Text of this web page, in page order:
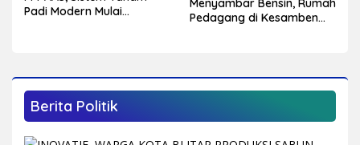
Padi Modern Mulai
Menyambar Bensin, Rumah
Pedagang di Kesamben
Berita Politik